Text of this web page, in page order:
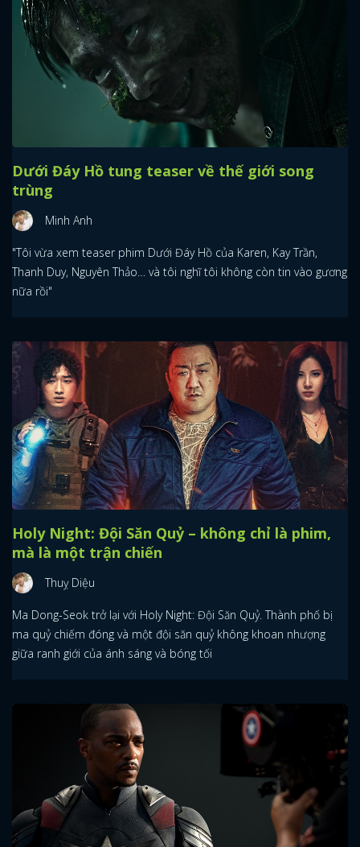
Dưới Đáy Hồ tung teaser về thế giới song
trùng
Minh Anh
"Tôi vừa xem teaser phim Dưới Đáy Hồ của Karen, Kay Trần,
Thanh Duy, Nguyên Thảo… và tôi nghĩ tôi không còn tin vào gương
nữa rồi"
Holy Night: Đội Săn Quỷ – không chỉ là phim,
mà là một trận chiến
Thuỵ Diệu
Ma Dong-Seok trở lại với Holy Night: Đội Săn Quỷ. Thành phố bị
ma quỷ chiếm đóng và một đội săn quỷ không khoan nhượng
giữa ranh giới của ánh sáng và bóng tối